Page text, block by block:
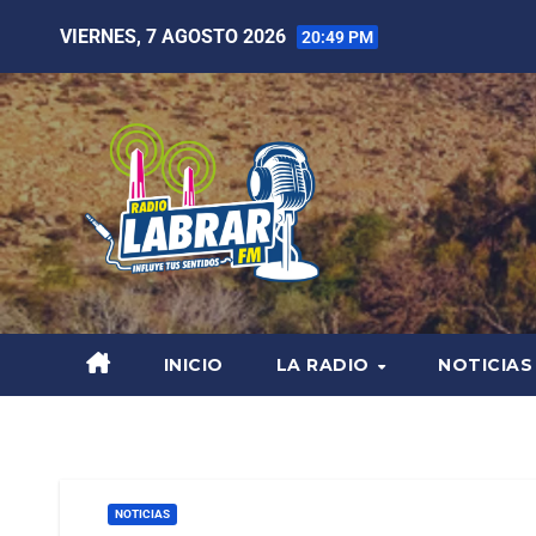
VIERNES, 7 AGOSTO 2026 20:49 PM
INICIO LA RADIO NOTICIAS
NOTICIAS